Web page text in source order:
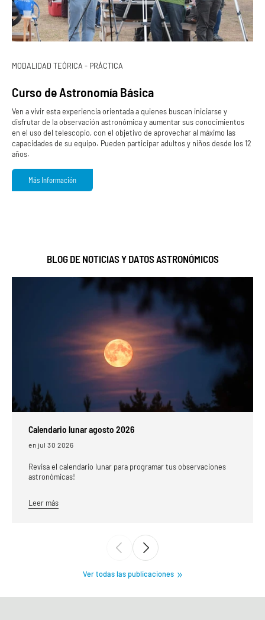
MODALIDAD TEÓRICA - PRÁCTICA
Curso de Astronomía Básica
Ven a vivir esta experiencia orientada a quienes buscan iniciarse y
disfrutar de la observación astronómica y aumentar sus conocimientos
en el uso del telescopio, con el objetivo de aprovechar al máximo las
capacidades de su equipo. Pueden participar adultos y niños desde los 12
años.
Más Información
BLOG DE NOTICIAS Y DATOS ASTRONÓMICOS
Calendario lunar agosto 2026
en jul 30 2026
Revisa el calendario lunar para programar tus observaciones
astronómicas!
Leer más
Ver todas las publicaciones